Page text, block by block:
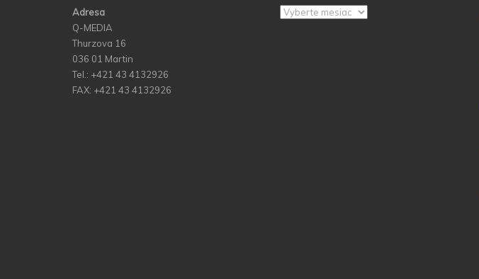
Adresa
Q-MEDIA
Thurzova 16
036 01 Martin
Tel.: +421 43 4132926
FAX: +421 43 4132926
Archív